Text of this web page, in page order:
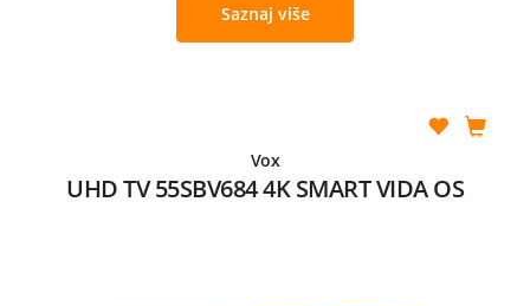
Saznaj više
Vox
UHD TV 55SBV684 4K SMART VIDA OS